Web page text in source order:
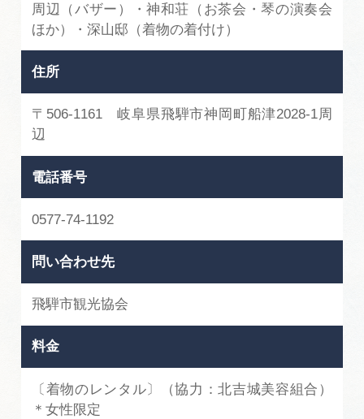
周辺（バザー）・神和荘（お茶会・琴の演奏会
ほか）・深山邸（着物の着付け）
住所
〒506-1161 岐阜県飛騨市神岡町船津2028-1周
辺
電話番号
0577-74-1192
問い合わせ先
飛騨市観光協会
料金
〔着物のレンタル〕（協力：北吉城美容組合）
＊女性限定